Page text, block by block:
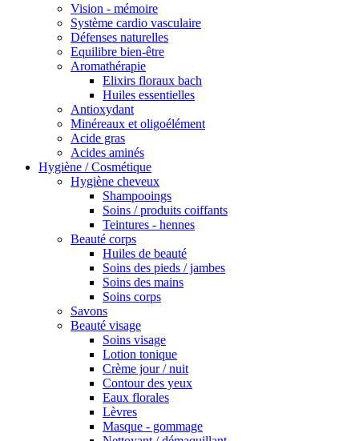
Vision - mémoire
Système cardio vasculaire
Défenses naturelles
Equilibre bien-être
Aromathérapie
Elixirs floraux bach
Huiles essentielles
Antioxydant
Minéreaux et oligoélément
Acide gras
Acides aminés
Hygiène / Cosmétique
Hygiène cheveux
Shampooings
Soins / produits coiffants
Teintures - hennes
Beauté corps
Huiles de beauté
Soins des pieds / jambes
Soins des mains
Soins corps
Savons
Beauté visage
Soins visage
Lotion tonique
Crème jour / nuit
Contour des yeux
Eaux florales
Lèvres
Masque - gommage